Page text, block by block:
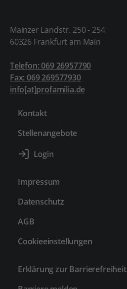
Mainzer Landstr. 250 - 254
60326 Frankfurt am Main
Telefon: 069 26957790
Fax: 069 269577930
info[at]profamilia.de
Kontakt
Stellenangebote
Impressum
Datenschutz
AGB
Cookieeinstellungen
Erklärung zur Barrierefreiheit